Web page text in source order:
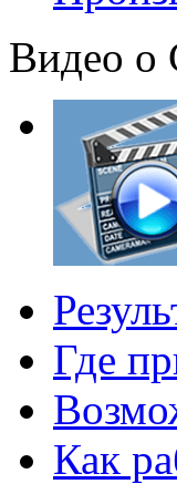
Видео о
Где
Как